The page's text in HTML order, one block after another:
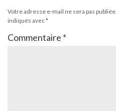
Votre adresse e-mail ne sera pas publiée.
indiqués avec*
Commentaire *